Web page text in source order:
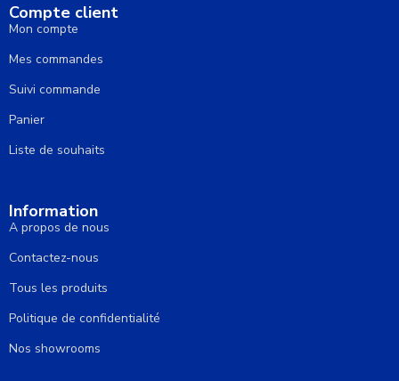
Compte client
Mon compte
Mes commandes
Suivi commande
Panier
Liste de souhaits
Information
A propos de nous
Contactez-nous
Tous les produits
Politique de confidentialité
Nos showrooms